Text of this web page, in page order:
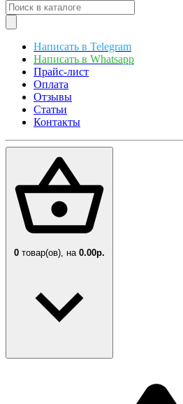
Написать в Telegram
Написать в Whatsapp
Прайс-лист
Оплата
Отзывы
Статьи
Контакты
0 товар(ов), на 0.00р.